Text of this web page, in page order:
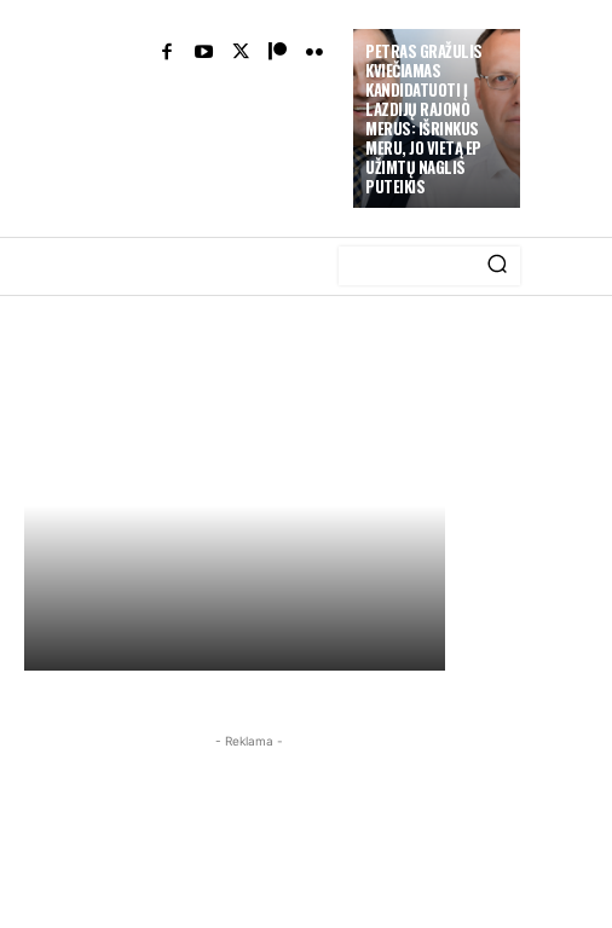
PETRAS GRAŽULIS
KVIEČIAMAS
KANDIDATUOTI Į
LAZDIJŲ RAJONO
MERUS: IŠRINKUS
MERU, JO VIETĄ EP
UŽIMTŲ NAGLIS
PUTEIKIS
- Reklama -